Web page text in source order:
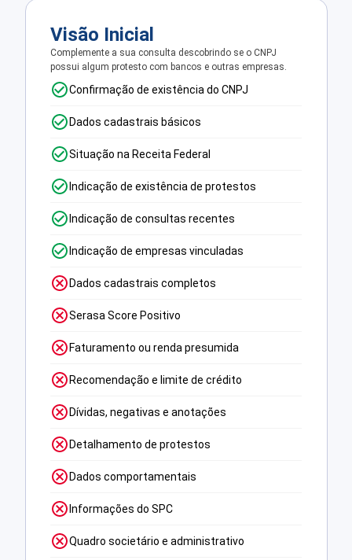
Visão Inicial
Complemente a sua consulta descobrindo se o CNPJ
possui algum protesto com bancos e outras empresas.
Confirmação de existência do CNPJ
Dados cadastrais básicos
Situação na Receita Federal
Indicação de existência de protestos
Indicação de consultas recentes
Indicação de empresas vinculadas
Dados cadastrais completos
Serasa Score Positivo
Faturamento ou renda presumida
Recomendação e limite de crédito
Dívidas, negativas e anotações
Detalhamento de protestos
Dados comportamentais
Informações do SPC
Quadro societário e administrativo